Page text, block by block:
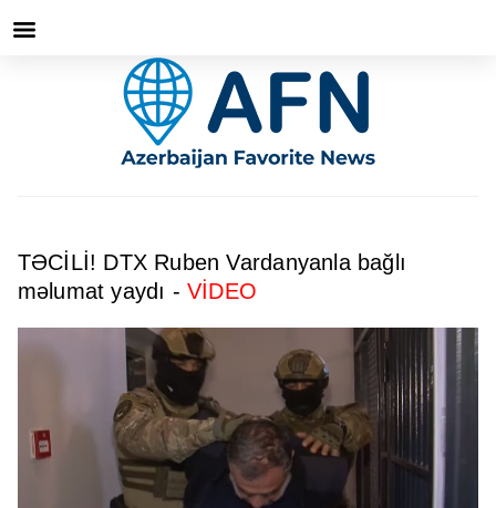
TƏCİLİ! DTX Ruben Vardanyanla bağlı
məlumat yaydı -VİDEO